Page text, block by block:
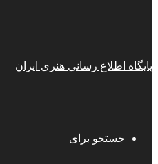
پایگاه اطلاع رسانی هنری ایران
جستجو برای